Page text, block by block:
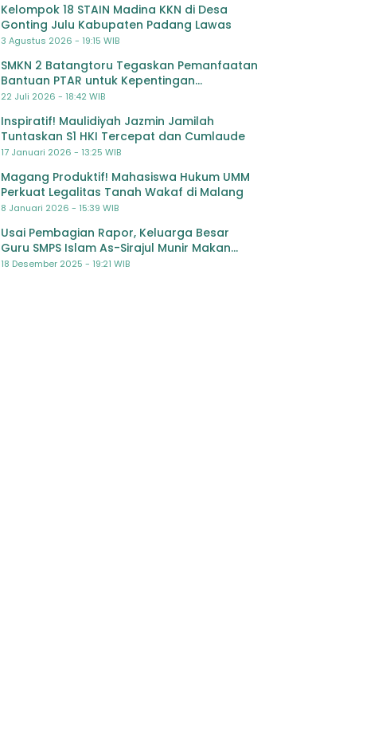
Kelompok 18 STAIN Madina KKN di Desa
Gonting Julu Kabupaten Padang Lawas
3 Agustus 2026 - 19:15 WIB
SMKN 2 Batangtoru Tegaskan Pemanfaatan
Bantuan PTAR untuk Kepentingan
Pendidikan
22 Juli 2026 - 18:42 WIB
Inspiratif! Maulidiyah Jazmin Jamilah
Tuntaskan S1 HKI Tercepat dan Cumlaude
17 Januari 2026 - 13:25 WIB
Magang Produktif! Mahasiswa Hukum UMM
Perkuat Legalitas Tanah Wakaf di Malang
8 Januari 2026 - 15:39 WIB
Usai Pembagian Rapor, Keluarga Besar
Guru SMPS Islam As-Sirajul Munir Makan
Bersama Sambut Libur Awal Semester
18 Desember 2025 - 19:21 WIB